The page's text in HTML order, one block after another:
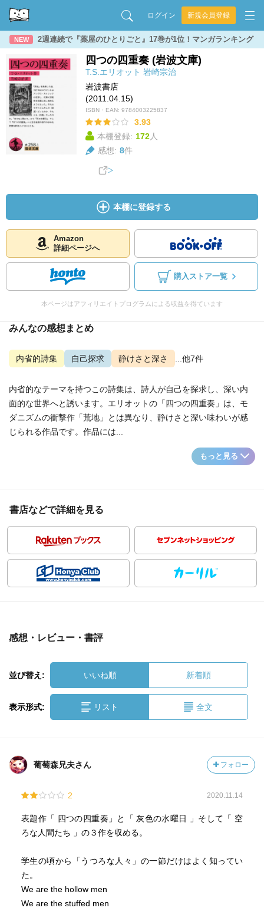
ログイン 新規会員登録
NEW 2週連続で『薬屋のひとりごと』17巻が1位！マンガランキング
四つの四重奏 (岩波文庫)
T.S.エリオット 岩崎宗治
岩波書店
(2011.04.15)
ISBN・EAN: 9784003225837
3.93
本棚登録: 172人
感想: 8件
本棚に登録する
Amazon
詳細ページへ
購入ストア一覧
本ページはアフィリエイトプログラムによる収益を得ています
みんなの感想まとめ
内省的詩集 自己探求 静けさと深さ ...他7件
内省的なテーマを持つこの詩集は、詩人が自己を探求し、深い内
面的な世界へと誘います。エリオットの「四つの四重奏」は、モ
ダニズムの衝撃作「荒地」とは異なり、静けさと深い味わいが感
じられる作品です。作品には...
もっと見る
書店などで詳細を見る
感想・レビュー・書評
並び替え: いいね順 新着順
表示形式: リスト 全文
葡萄森兄夫さん フォロー
2 2020.11.14
表題作「 四つの四重奏」と「 灰色の水曜日 」そして「 空
ろな人間たち 」の３作を収める。
学生の頃から「うつろな人々」の一節だけはよく知ってい
た。
We are the hollow men
We are the stuffed men